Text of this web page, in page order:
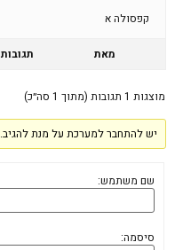
קפסולה א
מאת תגובות
מוצגות 1 תגובות (מתוך 1 סה״כ)
יש להתחבר למערכת על מנת להגיב.
שם משתמש:
סיסמה: